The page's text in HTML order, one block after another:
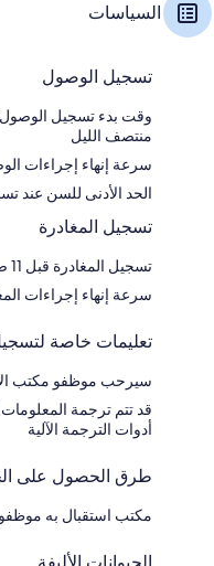
السياسات
تسجيل الوصول
منتصف الليل
سرعة إنهاء إجراءات
الحد الأدنى للسن عند
تسجيل المغادرة
تسجيل المغادرة قبل 11 صباحًا
سرعة إنهاء إجراءات
تعليمات خاصة
سيرحب موظفو مكتب
قد تتم ترجمة
أدوات الترجمة الآلية
طرق الحصول على
مكتب استقبال به